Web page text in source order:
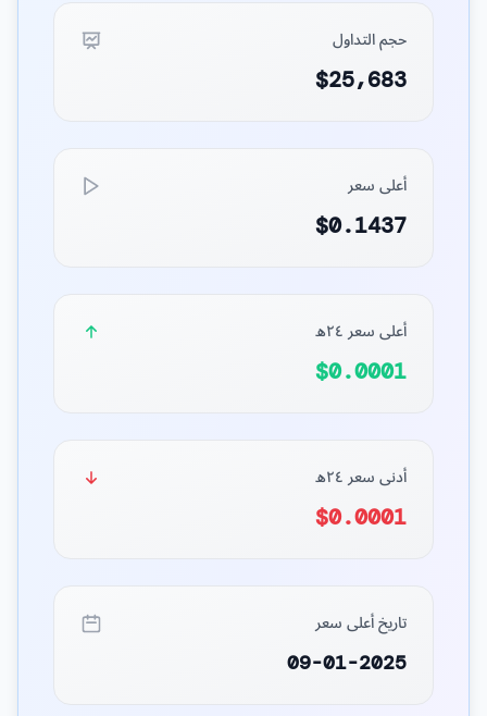
حجم التداول
$25,683
أعلى سعر
$0.1437
أعلى سعر ٢٤ه
$0.0001
أدنى سعر ٢٤ه
$0.0001
تاريخ أعلى سعر
09-01-2025